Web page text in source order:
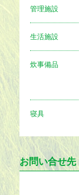
管理施設
生活施設
炊事備品
寝具
お問い合せ先